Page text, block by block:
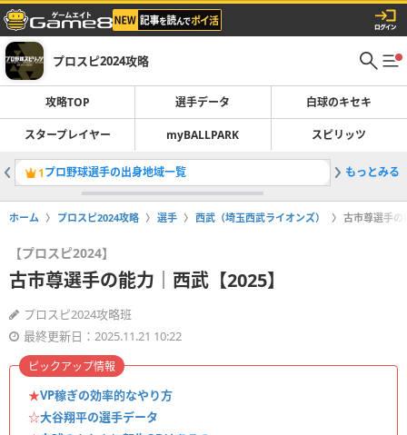
プロスピ2024攻略
攻略TOP 選手データ 白球のキセキ
スタープレイヤー myBALLPARK スピリッツ
1プロ野球選手の出身地域一覧 2今井達
もっとみる
ホーム プロスピ2024攻略 選手 西武（埼玉西武ライオンズ） 古市尊選手の
【プロスピ2024】
古市尊選手の能力｜西武【2025】
プロスピ2024攻略班
最終更新日：2025.11.21 10:22
★VP稼ぎの効率的なやり方
☆大谷翔平の選手データ
ピックアップ情報